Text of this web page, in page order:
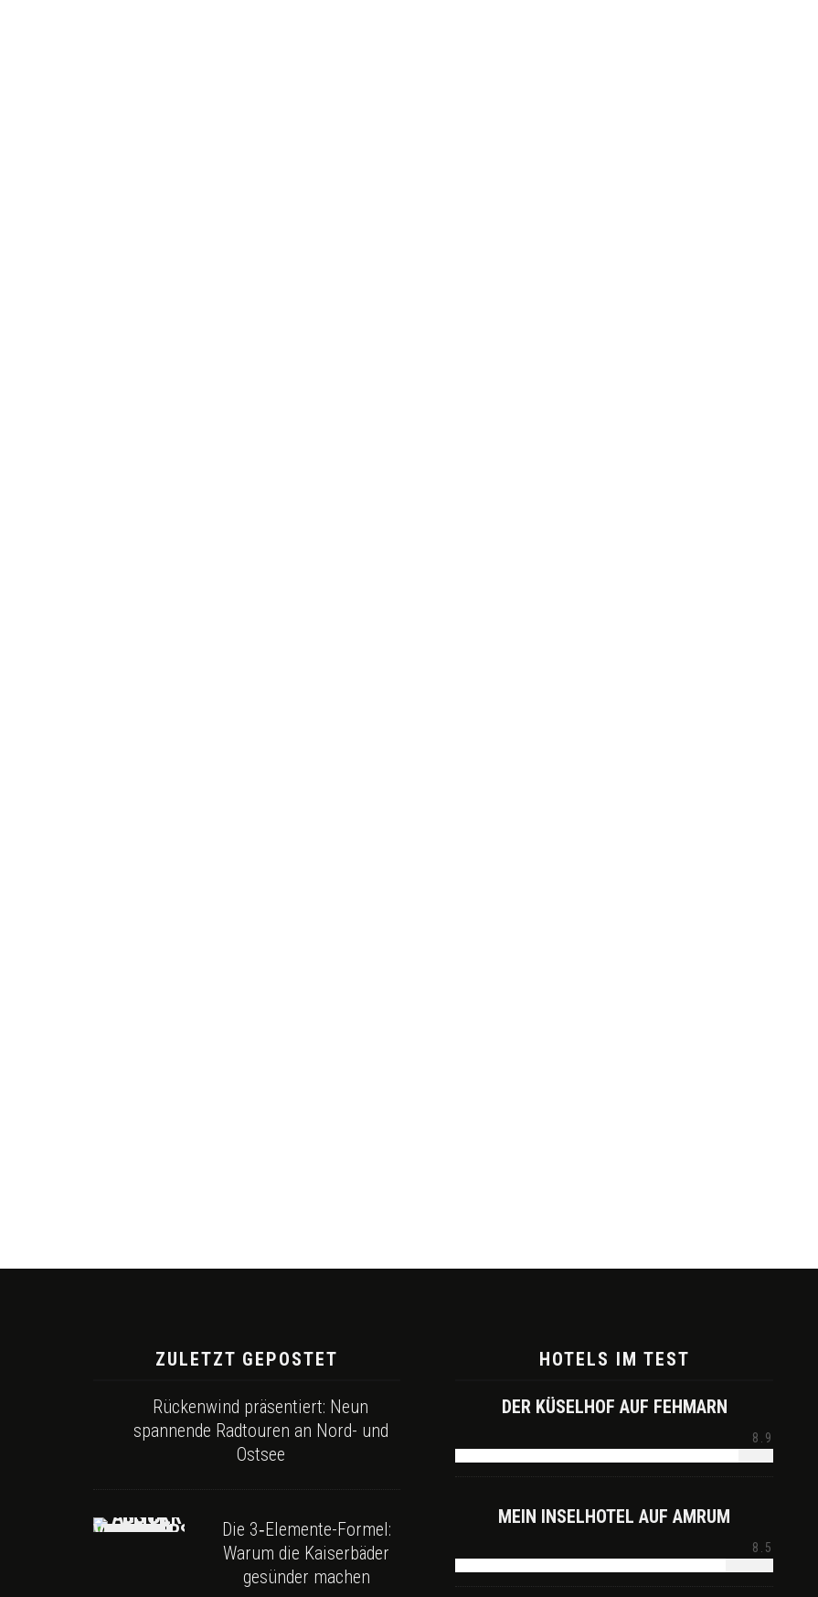
ZULETZT GEPOSTET
Rückenwind präsentiert: Neun
spannende Radtouren an Nord- und
Ostsee
Die 3‑Elemente-Formel:
Warum die Kaiserbäder
gesünder machen
HOTELS IM TEST
DER KÜSELHOF AUF FEHMARN
8.9
MEIN INSELHOTEL AUF AMRUM
8.5